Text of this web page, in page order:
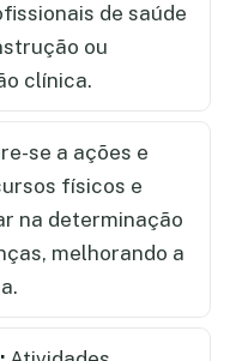
de saúde
ou
clínica.
se a ações e
físicos e
na determinação
melhorando a